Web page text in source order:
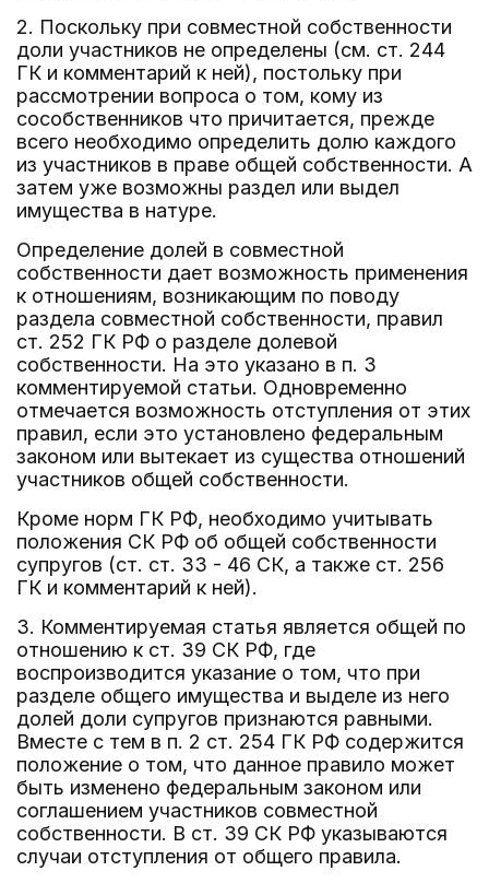
2. Поскольку при совместной собственности
доли участников не определены (см. ст. 244
ГК и комментарий к ней), постольку при
рассмотрении вопроса о том, кому из
сособственников что причитается, прежде
всего необходимо определить долю каждого
из участников в праве общей собственности. А
затем уже возможны раздел или выдел
имущества в натуре.
Определение долей в совместной
собственности дает возможность применения
к отношениям, возникающим по поводу
раздела совместной собственности, правил
ст. 252 ГК РФ о разделе долевой
собственности. На это указано в п. 3
комментируемой статьи. Одновременно
отмечается возможность отступления от этих
правил, если это установлено федеральным
законом или вытекает из существа отношений
участников общей собственности.
Кроме норм ГК РФ, необходимо учитывать
положения СК РФ об общей собственности
супругов (ст. ст. 33 - 46 СК, а также ст. 256
ГК и комментарий к ней).
3. Комментируемая статья является общей по
отношению к ст. 39 СК РФ, где
воспроизводится указание о том, что при
разделе общего имущества и выделе из него
долей доли супругов признаются равными.
Вместе с тем в п. 2 ст. 254 ГК РФ содержится
положение о том, что данное правило может
быть изменено федеральным законом или
соглашением участников совместной
собственности. В ст. 39 СК РФ указываются
случаи отступления от общего правила.